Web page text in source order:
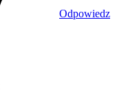
Odpowiedz